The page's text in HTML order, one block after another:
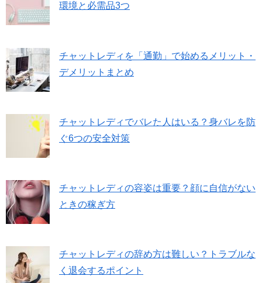
環境と必需品3つ
チャットレディを「通勤」で始めるメリット・
デメリットまとめ
チャットレディでバレた人はいる？身バレを防
ぐ6つの安全対策
チャットレディの容姿は重要？顔に自信がない
ときの稼ぎ方
チャットレディの辞め方は難しい？トラブルな
く退会するポイント